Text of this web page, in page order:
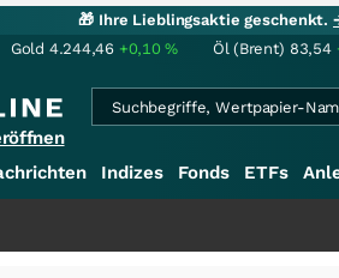
🎁 Ihre Lieblingsaktie geschenkt.
Gold 4.244,46 +0,10% Öl (Brent) 83,54
Indizes Fonds ETFs